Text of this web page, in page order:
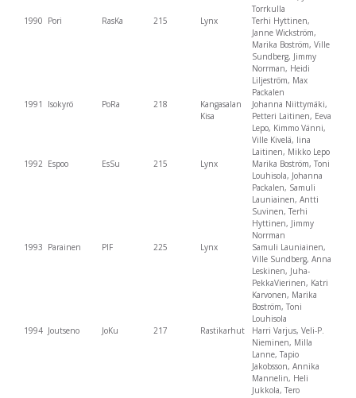
Torrkulla
1990 Pori RasKa 215 Lynx
Terhi Hyttinen,
Janne Wickström,
Marika Boström, Ville
Sundberg, Jimmy
Norrman, Heidi
Liljeström, Max
Packalen
1991
Isokyrö PoRa 218
Kangasalan
Kisa
Johanna Niittymäki,
Petteri Laitinen, Eeva
Lepo, Kimmo Vänni,
Ville Kivelä, Iina
Laitinen, Mikko Lepo
1992 Espoo EsSu 215 Lynx
Marika Boström, Toni
Louhisola, Johanna
Packalen, Samuli
Launiainen, Antti
Suvinen, Terhi
Hyttinen, Jimmy
Norrman
1993 Parainen PIF 225 Lynx
Samuli Launiainen,
Ville Sundberg, Anna
Leskinen, Juha-
PekkaVierinen, Katri
Karvonen, Marika
Boström, Toni
Louhisola
1994 Joutseno JoKu 217 Rastikarhut
Harri Varjus, Veli-P.
Nieminen, Milla
Lanne, Tapio
Jakobsson, Annika
Mannelin, Heli
Jukkola, Tero